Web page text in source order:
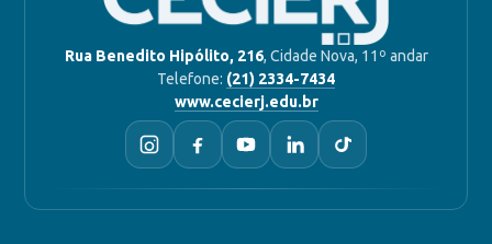
Rua Benedito Hipólito, 216, Cidade Nova, 11º andar
Telefone: (21) 2334-7434
www.cecierj.edu.br